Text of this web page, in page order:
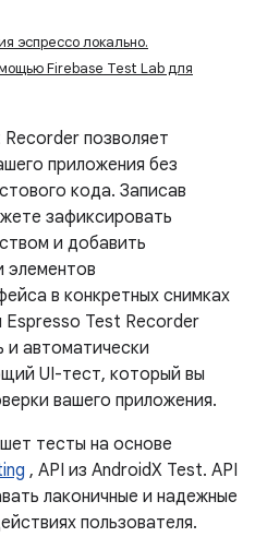
эспрессо локально.
Firebase Test Lab для
позволяет
приложения без
кода. Записав
зафиксировать
и добавить
элементов
в конкретных снимках
Espresso Test Recorder
и автоматически
UI-тест, который вы
вашего приложения.
тесты на основе
, API из AndroidX Test. API
лаконичные и надежные
пользователя.